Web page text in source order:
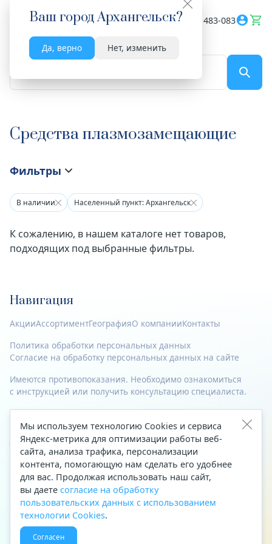
Ваш городАрхангельск?
Да, верно Нет, изменить
Весь сайт 8182 483-083
Средства плазмозамещающие
Фильтры
В наличии Населенный пункт: Архангельск
К сожалению, в нашем каталоге нет товаров,
подходящих под выбранные фильтры.
Навигация
АкцииАссортиментГеографияО компанииКонтакты
Политика обработки персональных данных
Согласие на обработку персональных данных на сайте
Имеются противопоказания. Необходимо ознакомиться
с инструкцией или получить консультацию специалиста.
© 2023—2026 Все права защищены.
Адрес
Архангельск, ул. Папанина, д. 19 (вход в здание со стороны
автоцентра «Тойота»)
Приемная Генерального директора
Телефон
+7 (8182) 63-60-31
Факс
+7 (8182) 68-66-71
Эл. почта
office@aptekaf.ru
Мы используем технологию Cookies и сервиса
Яндекс-метрика для оптимизации работы веб-
сайта, анализа трафика, персонализации
контента, помогающую нам сделать его удобнее
для вас. Продолжая использовать наш сайт,
вы даете согласие на обработку
пользовательских данных с использованием
технологии Cookies.
Согласен